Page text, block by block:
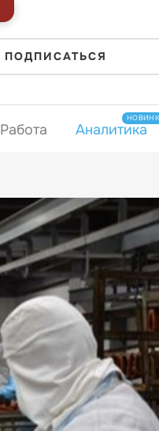
ПОДПИСАТЬСЯ
Работа Аналитика